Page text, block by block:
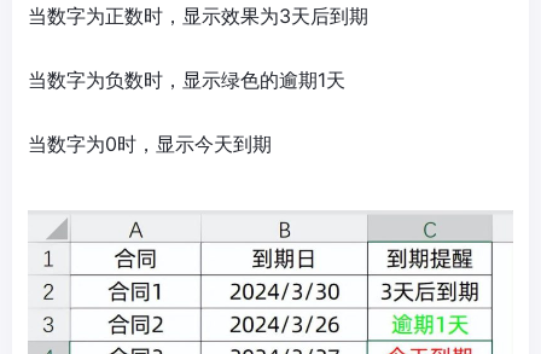
当数字为正数时，显示效果为3天后到期
当数字为负数时，显示绿色的逾期1天
当数字为0时，显示今天到期